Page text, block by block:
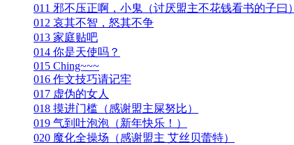
011 邪不压正啊，小鬼（讨厌盟主不花钱看书的子曰）
012 哀其不智，怒其不争
013 家庭贴吧
014 你是天使吗？
015 Ching~~~
016 作文技巧请记牢
017 虚伪的女人
018 摸进门槛（感谢盟主屎努比）
019 气到吐泡泡（新年快乐！）
020 魔化全操场（感谢盟主 艾丝贝蕾特）